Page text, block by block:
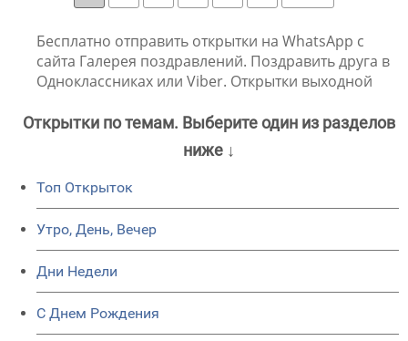
Бесплатно отправить открытки на WhatsApp с
сайта Галерея поздравлений. Поздравить друга в
Одноклассниках или Viber. Открытки выходной
Открытки по темам. Выберите один из разделов
ниже ↓
Топ Открыток
Утро, День, Вечер
Дни Недели
C Днем Рождения